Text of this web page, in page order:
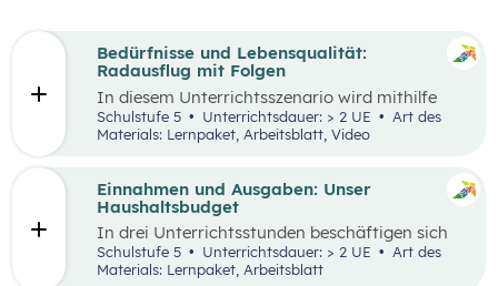
Einnahmen und Ausgaben: Unser
Haushaltsbudget
In drei Unterrichtsstunden beschäftigen sich
die Schüler:innen mit den Einnahmen und
Ausgaben von Haushalten.
Schulstufe 5 Unterrichtsdauer: > 2 UE
Materials: Lernpaket, Arbeitsblatt
Bedürfnisse und Lebensqualität:
Radausflug mit Folgen
In diesem Unterrichtsszenario wird mithilfe
eines Kurzvideos und zusätzlichem Material der
Fokus auf finanzielle Entscheidungen und
Bedürfnisse gelegt. Kinder und Jugendliche
Entscheidungen. Dabei gilt es, Bedürfnisse und
Prioritäten, aber auch die eigenen finanziellen
Möglichkeiten zu berücksichtigen. Oft möchte
man mehr haben, als man sich leisten kann und
muss aufgrund der Knappheit auf etwas
verzichten. Konsum ist jedoch nicht die einzige
Schulstufe 5 Unterrichtsdauer: > 2 UE
Materials: Lernpaket, Arbeitsblatt, Video